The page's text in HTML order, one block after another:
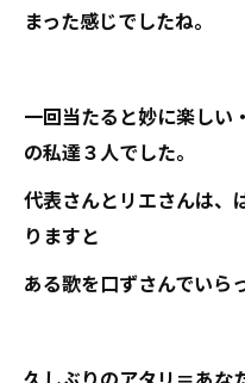
まった感じでしたね。
一回当たると妙に楽しい
の私達３人でした。
代表さんとリエさんは、
りますと
ある歌を口ずさんでい